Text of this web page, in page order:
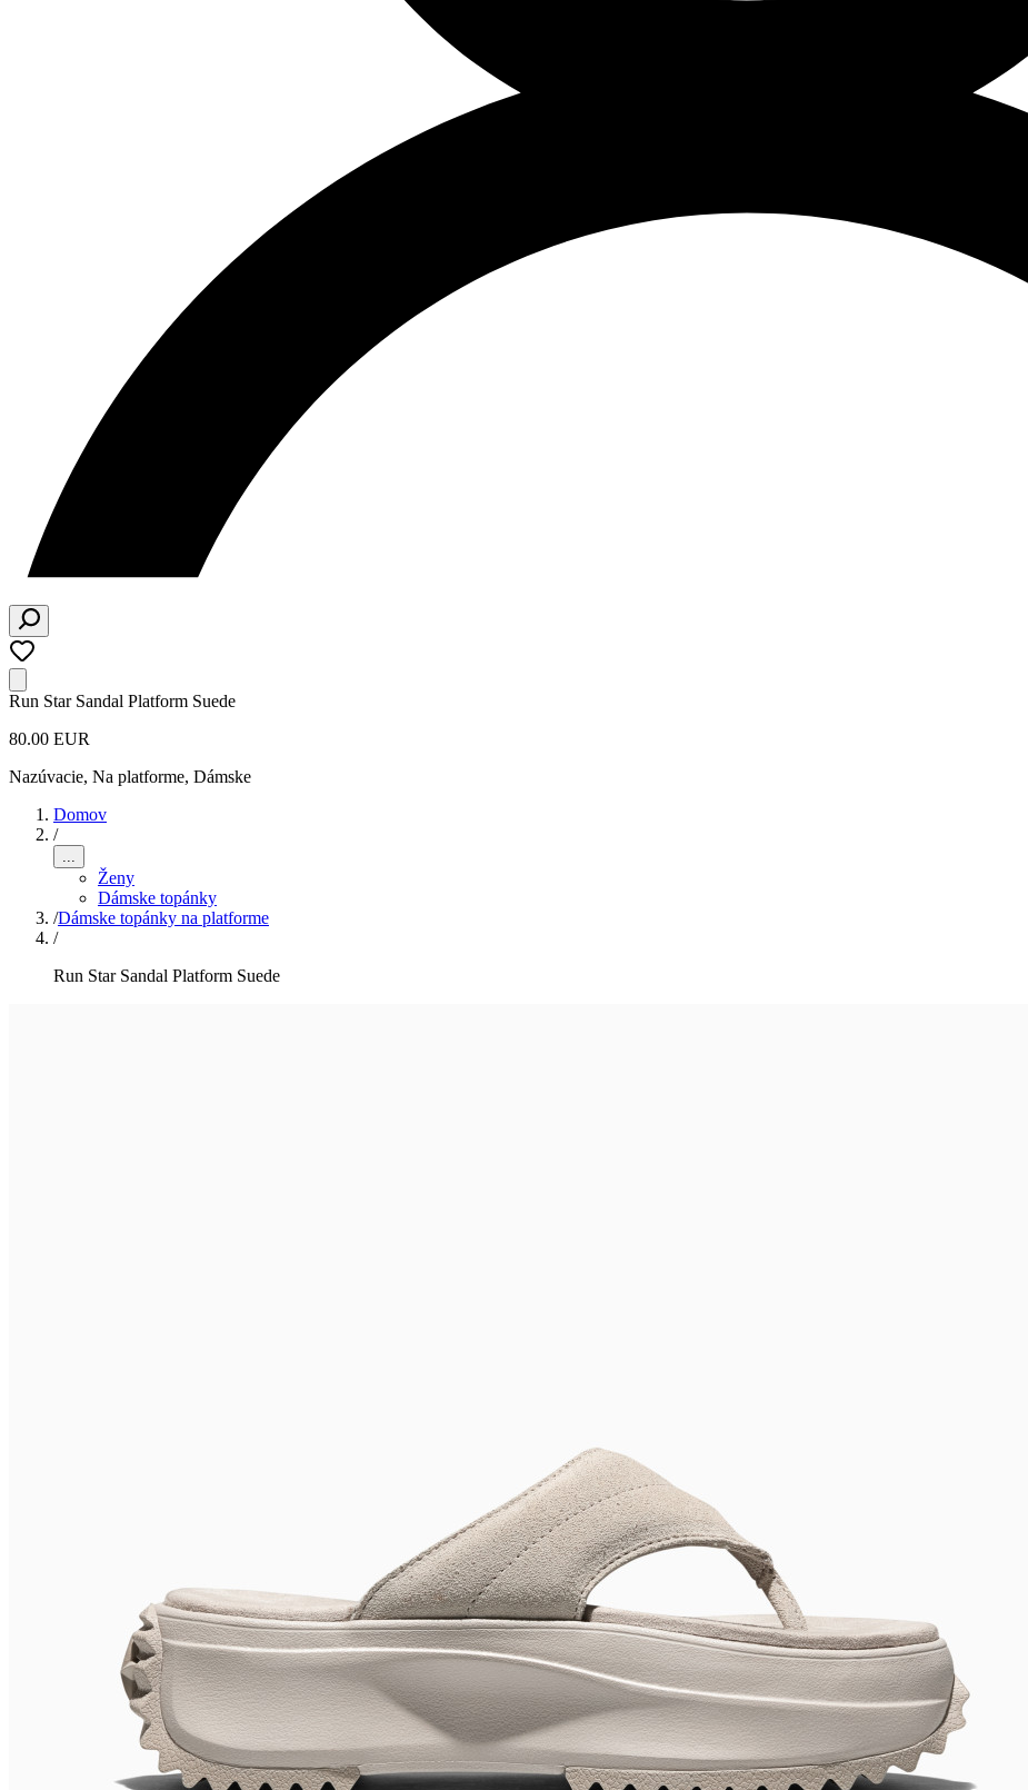
Run Star Sandal Platform Suede
80.00 EUR
Nazúvacie, Na platforme, Dámske
Domov
/
...
Ženy
Dámske topánky
/Dámske topánky na platforme
/
Run Star Sandal Platform Suede